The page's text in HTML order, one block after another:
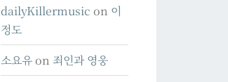
dailyKillermusic on 이
정도
소요유on 죄인과 영웅